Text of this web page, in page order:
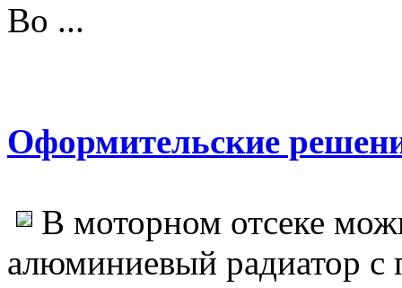
Во ...
Оформительские
В моторном отсеке
алюминиевый радиатор